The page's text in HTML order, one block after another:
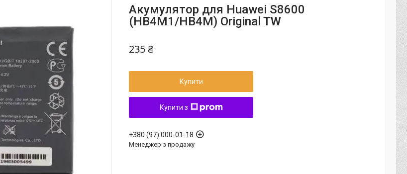
Акумулятор для Huawei S8600
(HB4M1/HB4M) Original TW
235 ₴
Купити
Купити з
+380 (97) 000-01-18
Менеджер з продажу